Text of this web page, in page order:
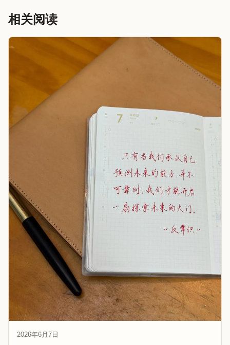
相关阅读
2026年6月7日